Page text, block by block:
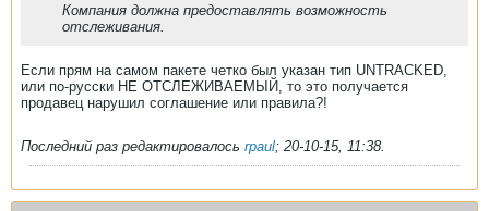
Компания должна предоставлять возможность
отслеживания.
Если прям на самом пакете четко был указан тип UNTRACKED,
или по-русски НЕ ОТСЛЕЖИВАЕМЫЙ, то это получается
продавец нарушил соглашение или правила?!
Последний раз редактировалось rpaul; 20-10-15, 11:38